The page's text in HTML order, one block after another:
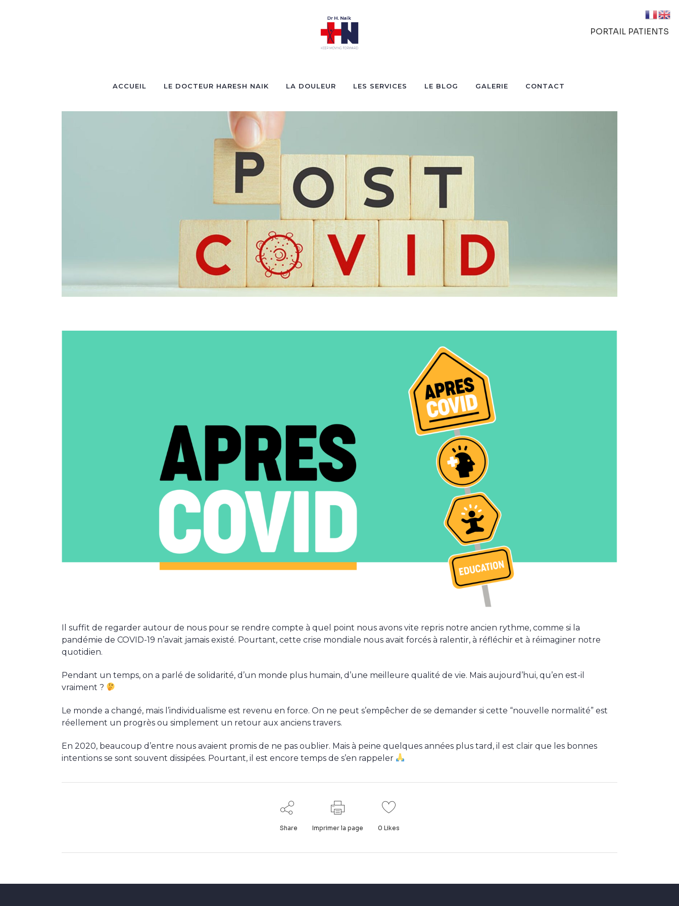
PORTAIL PATIENTS
ACCUEIL LE DOCTEUR HARESH NAIK LA DOULEUR LES SERVICES LE BLOG GALERIE CONTACT
Il suffit de regarder autour de nous pour se rendre compte à quel point nous avons vite repris notre ancien rythme, comme si la
pandémie de COVID-19 n’avait jamais existé. Pourtant, cette crise mondiale nous avait forcés à ralentir, à réfléchir et à réimaginer notre
quotidien.
Pendant un temps, on a parlé de solidarité, d’un monde plus humain, d’une meilleure qualité de vie. Mais aujourd’hui, qu’en est-il
vraiment ?
Le monde a changé, mais l’individualisme est revenu en force. On ne peut s’empêcher de se demander si cette “nouvelle normalité” est
réellement un progrès ou simplement un retour aux anciens travers.
En 2020, beaucoup d’entre nous avaient promis de ne pas oublier. Mais à peine quelques années plus tard, il est clair que les bonnes
intentions se sont souvent dissipées. Pourtant, il est encore temps de s’en rappeler
Share Imprimer la page 0 Likes